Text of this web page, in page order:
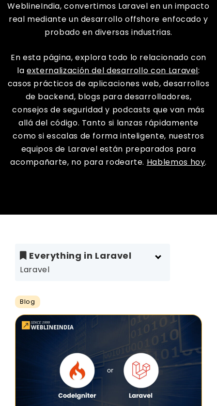
WeblineIndia, convertimos Laravel en un impacto
real mediante un desarrollo offshore enfocado y
probado en diversas industrias.
En esta página, explora todo lo relacionado con
laexternalización del desarrollo con Laravel:
casos prácticos de aplicaciones web, desarrollos
de backend, blogs para desarrolladores,
consejos de seguridad y podcasts que van más
allá del código. Tanto si lanzas rápidamente
como si escalas de forma inteligente, nuestros
equipos de Laravel están preparados para
acompañarte, no para rodearte. Hablemos hoy.
Everything in Laravel
Laravel
Blog